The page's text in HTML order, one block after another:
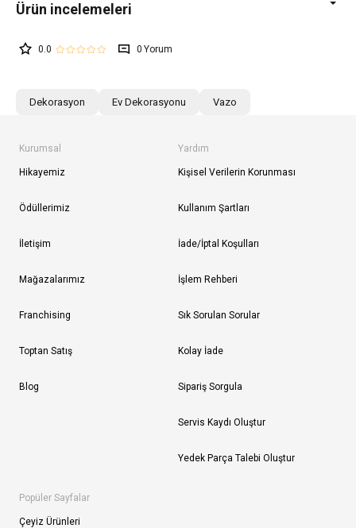
0.0 0
Dekorasyon Ev Dekorasyonu Vazo
Kurumsal
Hikayemiz
Ödüllerimiz
İletişim
Mağazalarımız
Franchising
Toptan Satış
Blog
Yardım
Kişisel Verilerin Korunması
Kullanım Şartları
İade/İptal Koşulları
İşlem Rehberi
Sık Sorulan Sorular
Kolay İade
Sipariş Sorgula
Servis Kaydı Oluştur
Yedek Parça Talebi Oluştur
Popüler Sayfalar
Çeyiz Ürünleri